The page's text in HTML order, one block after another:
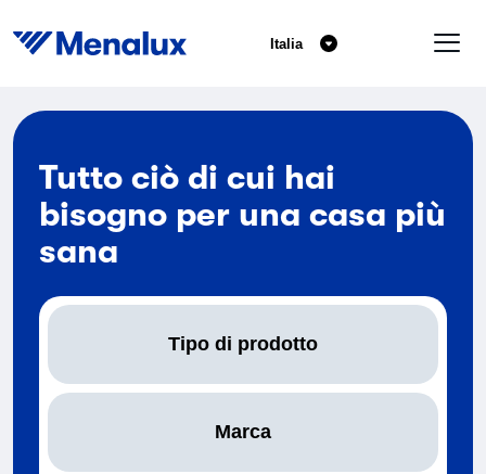
Italia
Tutto ciò di cui hai
bisogno per una casa più
sana
Tipo di prodotto
Marca